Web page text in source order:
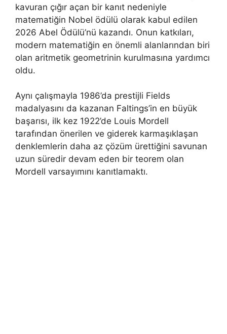
kavuran çığır açan bir kanıt nedeniyle
matematiğin Nobel ödülü olarak kabul edilen
2026 Abel Ödülü’nü kazandı. Onun katkıları,
modern matematiğin en önemli alanlarından biri
olan aritmetik geometrinin kurulmasına yardımcı
oldu.
Aynı çalışmayla 1986’da prestijli Fields
madalyasını da kazanan Faltings’in en büyük
başarısı, ilk kez 1922’de Louis Mordell
tarafından önerilen ve giderek karmaşıklaşan
denklemlerin daha az çözüm ürettiğini savunan
uzun süredir devam eden bir teorem olan
Mordell varsayımını kanıtlamaktı.